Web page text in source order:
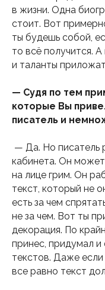
в жизни. Одна
стоит. Вот
ты будешь собой,
то всё получится. А
и таланты
— Судя по тем
которые Вы
писатель и
— Да. Но писатель
кабинета. Он
на лице грим. Он
текст, который не
есть за чем
не за чем. Вот ты
декорация. По
принес, придумал и
текстов. Даже
все равно текст